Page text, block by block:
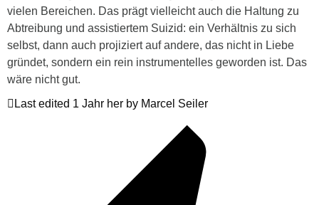
vielen Bereichen. Das prägt vielleicht auch die Haltung zu
Abtreibung und assistiertem Suizid: ein Verhältnis zu sich
selbst, dann auch projiziert auf andere, das nicht in Liebe
gründet, sondern ein rein instrumentelles geworden ist. Das
wäre nicht gut.
Last edited 1 Jahr her by Marcel Seiler